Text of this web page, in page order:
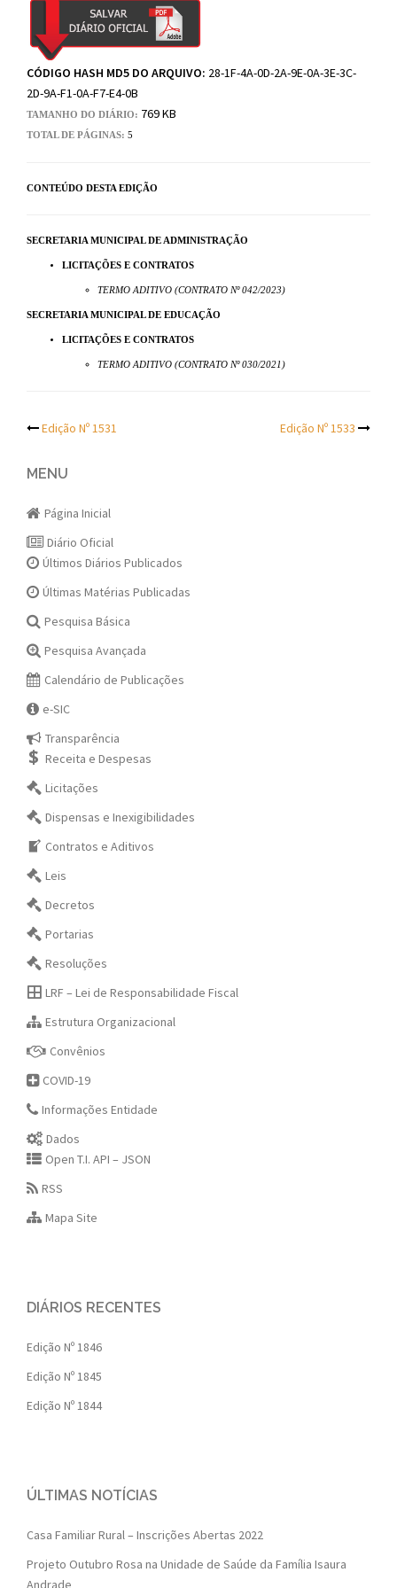
CÓDIGO HASH MD5 DO ARQUIVO: 28-1F-4A-0D-2A-9E-0A-3E-3C-
2D-9A-F1-0A-F7-E4-0B
TAMANHO DO DIÁRIO: 769 KB
TOTAL DE PÁGINAS: 5
CONTEÚDO DESTA EDIÇÃO
SECRETARIA MUNICIPAL DE ADMINISTRAÇÃO
LICITAÇÕES E CONTRATOS
TERMO ADITIVO (CONTRATO Nº 042/2023)
SECRETARIA MUNICIPAL DE EDUCAÇÃO
LICITAÇÕES E CONTRATOS
TERMO ADITIVO (CONTRATO Nº 030/2021)
Post
navigation
Edição Nº 1531 Edição Nº 1533
MENU
Página Inicial
Diário Oficial
Últimos Diários Publicados
Últimas Matérias Publicadas
Pesquisa Básica
Pesquisa Avançada
Calendário de Publicações
e-SIC
Transparência
Receita e Despesas
Licitações
Dispensas e Inexigibilidades
Contratos e Aditivos
Leis
Decretos
Portarias
Resoluções
LRF – Lei de Responsabilidade Fiscal
Estrutura Organizacional
Convênios
COVID-19
Informações Entidade
Dados
Open T.I. API – JSON
RSS
Mapa Site
DIÁRIOS RECENTES
Edição Nº 1846
Edição Nº 1845
Edição Nº 1844
ÚLTIMAS NOTÍCIAS
Casa Familiar Rural – Inscrições Abertas 2022
Projeto Outubro Rosa na Unidade de Saúde da Família Isaura
Andrade